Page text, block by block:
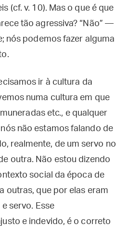
(cf. v. 10). Mas o que é que
tão agressiva? “Não” —
nós podemos fazer alguma
ir à cultura da
numa cultura em que
etc., e qualquer
não estamos falando de
realmente, de um servo no
outra. Não estou dizendo
social da época de
outras, que por elas eram
servo. Esse
e indevido, é o correto